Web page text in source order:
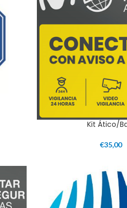
Kit Ático/
€35,00